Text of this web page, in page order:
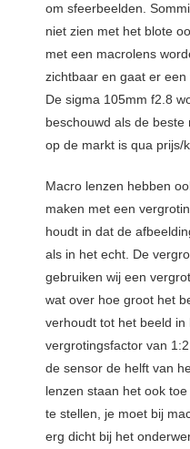
om sfeerbeelden.
niet zien met het blote
met een macrolens
zichtbaar en gaat er
De sigma 105mm f2.8
beschouwd als de
op de markt is qua prijs/
Macro lenzen hebben
maken met een
houdt in dat de
als in het echt. De
gebruiken wij een
wat over hoe groot het
verhoudt tot het beeld in
vergrotingsfactor van
de sensor de helft van
lenzen staan het ook
te stellen, je moet bij
erg dicht bij het